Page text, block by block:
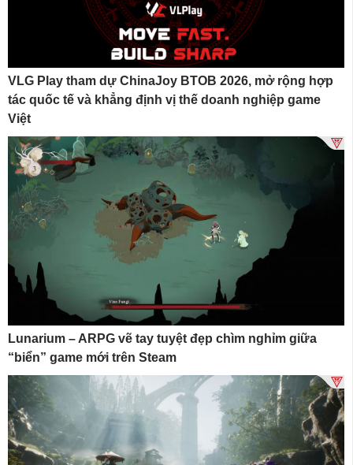
VLG Play tham dự ChinaJoy BTOB 2026, mở rộng hợp
tác quốc tế và khẳng định vị thế doanh nghiệp game
Việt
Lunarium – ARPG vẽ tay tuyệt đẹp chìm nghỉm giữa
“biển” game mới trên Steam